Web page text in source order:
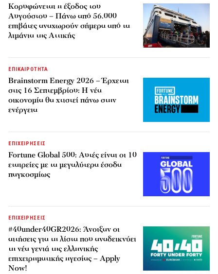
Κορυφώνεται η έξοδος του
Αυγούστου – Πάνω από 56.000
επιβάτες αναχωρούν σήμερα από τα
λιμάνια της Αττικής
ΕΠΙΚΑΙΡΟΤΗΤΑ
Brainstorm Energy 2026 – Έρχεται
στις 16 Σεπτεμβρίου: Η νέα
οικονομία θα χτιστεί πάνω στην
ενέργεια
ΕΠΙΧΕΙΡΗΣΕΙΣ
Fortune Global 500: Αυτές είναι οι 10
εταιρείες με τα μεγαλύτερα έσοδα
παγκοσμίως
ΕΠΙΧΕΙΡΗΣΕΙΣ
#40under40GR2026: Άνοιξαν οι
αιτήσεις για τη λίστα που αναδεικνύει
τη νέα γενιά της ελληνικής
επιχειρηματικής ηγεσίας – Apply
Now!